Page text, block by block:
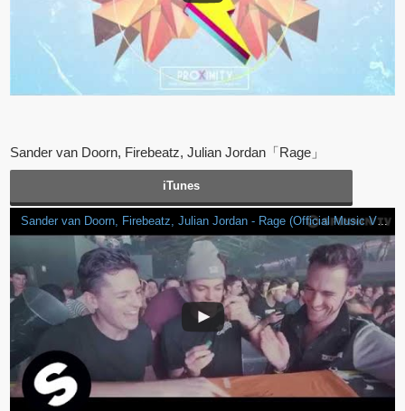
Sander van Doorn, Firebeatz, Julian Jordan「Rage」
iTunes
Sander van Doorn, Firebeatz, Julian Jordan - Rage (Official Music Video)